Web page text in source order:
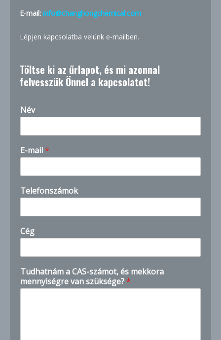
E-mail: info@changhongchemical.com
Lépjen kapcsolatba velünk e-mailben.
Töltse ki az űrlapot, és mi azonnal
felvesszük Önnel a kapcsolatot!
Név
E-mail*
Telefonszámok
y
o
E
m
a
i
Cég
Tudhatnám a CAS-számot, és mekkora
mennyiségre van szüksége?*